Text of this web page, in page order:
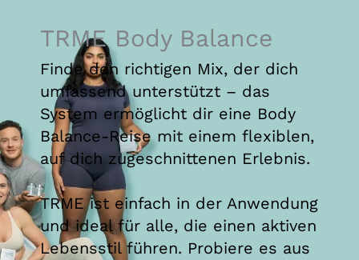
TRME Body Balance
Finde den richtigen Mix, der dich
umfassend unterstützt – das
System ermöglicht dir eine Body
Balance-Reise mit einem flexiblen,
auf dich zugeschnittenen Erlebnis.
TRME ist einfach in der Anwendung
und ideal für alle, die einen aktiven
Lebensstil führen. Probiere es aus